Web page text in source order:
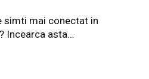
simti mai conectat in
Incearca asta…